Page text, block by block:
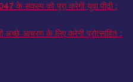
के संकल्प को पूरा करेगी युवा पीढ़ी :
अच्छे आचरण के लिए करेगी प्रोत्साहित :